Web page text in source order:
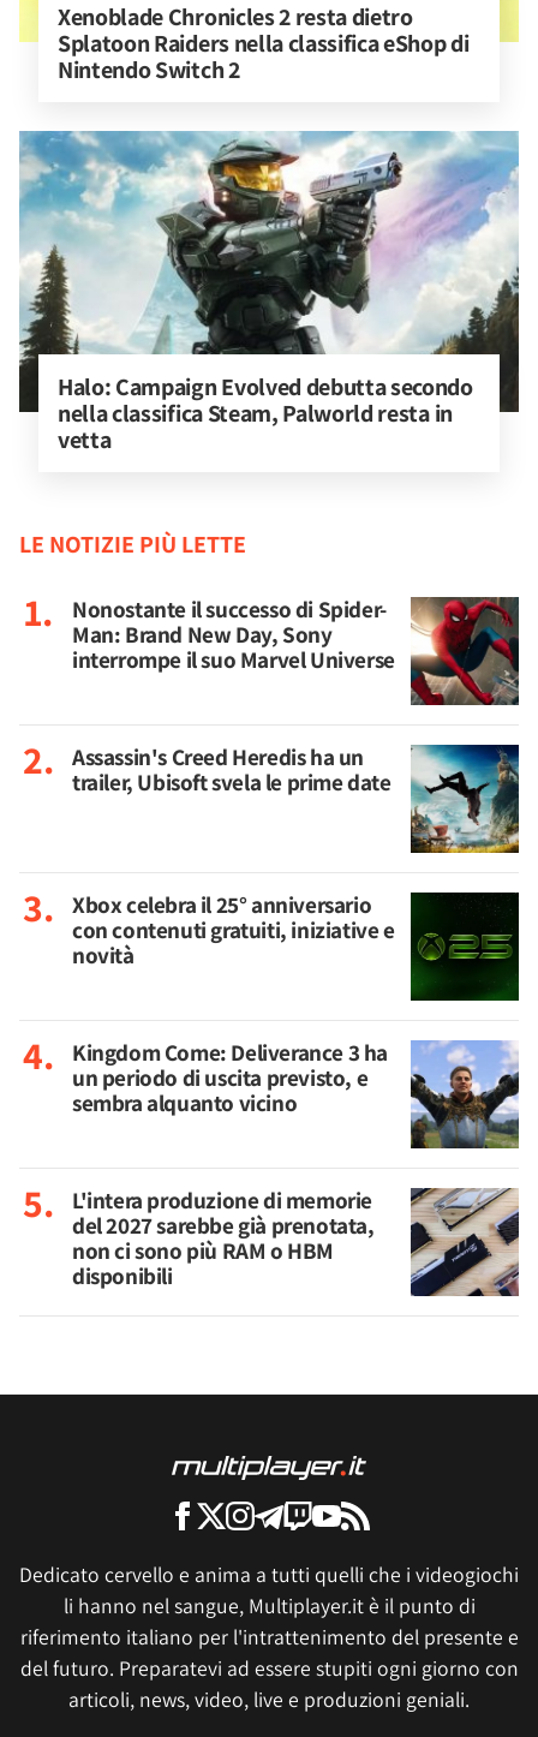
Xenoblade Chronicles 2 resta dietro
Splatoon Raiders nella classifica eShop di
Nintendo Switch 2
Halo: Campaign Evolved debutta secondo
nella classifica Steam, Palworld resta in
vetta
LE NOTIZIE PIÙ LETTE
Nonostante il successo di Spider-
Man: Brand New Day, Sony
interrompe il suo Marvel Universe
Assassin's Creed Heredis ha un
trailer, Ubisoft svela le prime date
Xbox celebra il 25° anniversario
con contenuti gratuiti, iniziative e
novità
Kingdom Come: Deliverance 3 ha
un periodo di uscita previsto, e
sembra alquanto vicino
L'intera produzione di memorie
del 2027 sarebbe già prenotata,
non ci sono più RAM o HBM
disponibili
Dedicato cervello e anima a tutti quelli che i videogiochi
li hanno nel sangue, Multiplayer.it è il punto di
riferimento italiano per l'intrattenimento del presente e
del futuro. Preparatevi ad essere stupiti ogni giorno con
articoli, news, video, live e produzioni geniali.